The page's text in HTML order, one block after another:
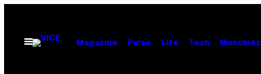
contentOpen
Menu
Magazine Pulse Life Tech Munchies